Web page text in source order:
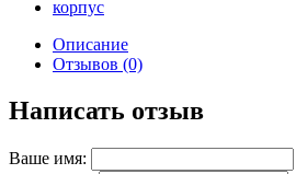
Описание
Отзывов (0)
Написать отзыв
Ваше имя: